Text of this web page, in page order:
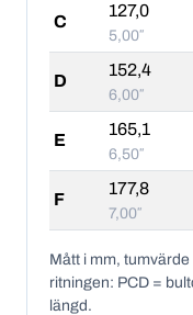
C
127,0
5,00″
D
152,4
6,00″
E
165,1
6,50″
F
177,8
7,00″
Mått i mm,
ritningen: PCD =
längd.